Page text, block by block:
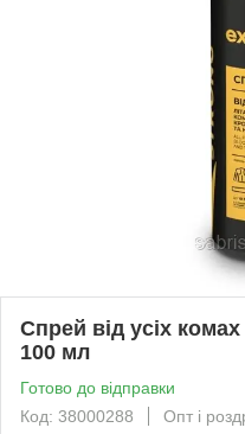
Спрей від усіх
100 мл
Готово до відправки
Код: 38000288
Опт і